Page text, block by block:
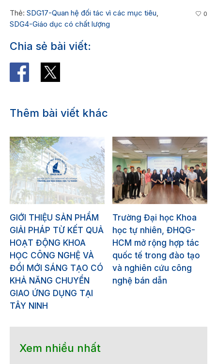
Thẻ: SDG17-Quan hệ đối tác vì các mục tiêu,
SDG4-Giáo dục có chất lượng
0
Chia sẻ bài viết:
Thêm bài viết khác
GIỚI THIỆU SẢN PHẨM
GIẢI PHÁP TỪ KẾT QUẢ
HOẠT ĐỘNG KHOA
HỌC CÔNG NGHỆ VÀ
ĐỔI MỚI SÁNG TẠO CÓ
KHẢ NĂNG CHUYỂN
GIAO ỨNG DỤNG TẠI
TÂY NINH
Trường Đại học Khoa
học tự nhiên, ĐHQG-
HCM mở rộng hợp tác
quốc tế trong đào tạo
và nghiên cứu công
nghệ bán dẫn
Xem nhiều nhất